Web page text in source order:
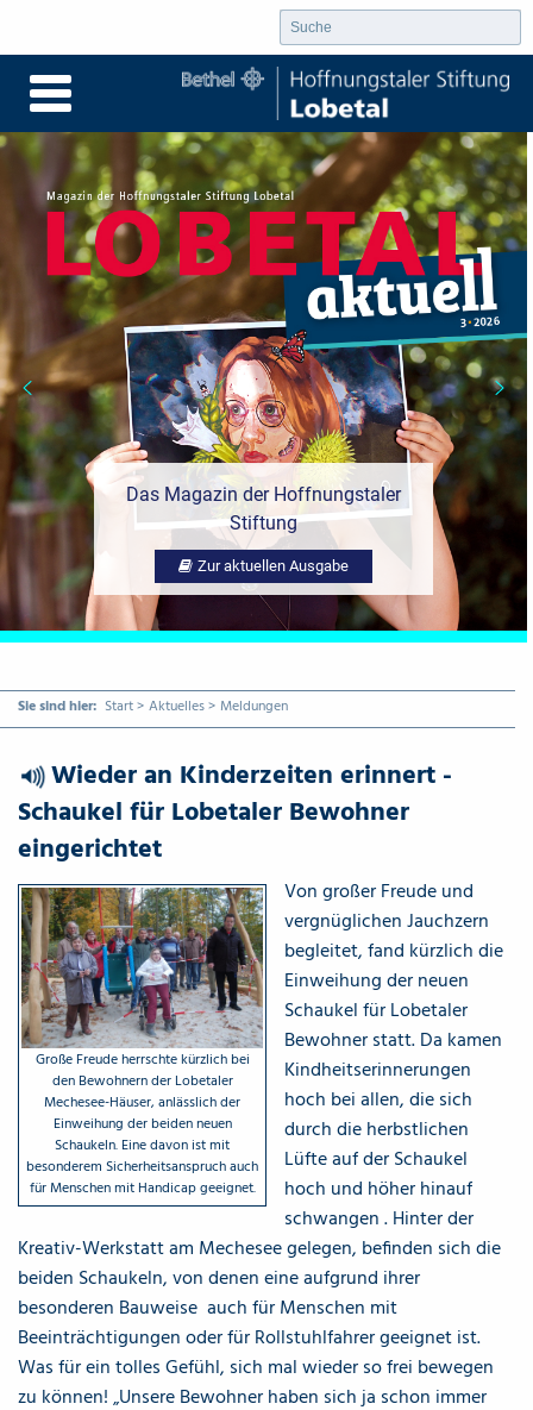
Das Magazin der Hoffnungstaler
Stiftung
Zur aktuellen Ausgabe
Sie sind hier: Start> Aktuelles> Meldungen
{Play}Wieder an Kinderzeiten erinnert -
Schaukel für Lobetaler Bewohner
eingerichtet
​Große Freude herrschte kürzlich bei
den Bewohnern der Lobetaler
Mechesee-Häuser, anlässlich der
Einweihung der beiden neuen
Schaukeln. Eine davon ist mit
besonderem Sicherheitsanspruch auch
für Menschen mit Handicap geeignet.
Von großer Freude und
vergnüglichen Jauchzern
begleitet, fand kürzlich die
Einweihung der neuen
Schaukel für Lobetaler
Bewohner statt. Da kamen
Kindheitserinnerungen
hoch bei allen, die sich
durch die herbstlichen
Lüfte auf der Schaukel
hoch und höher hinauf
schwangen . Hinter der
Kreativ-Werkstatt am Mechesee gelegen, befinden sich die
beiden Schaukeln, von denen eine aufgrund ihrer
besonderen Bauweise auch für Menschen mit
Beeinträchtigungen oder für Rollstuhlfahrer geeignet ist.
Was für ein tolles Gefühl, sich mal wieder so frei bewegen
zu können! „Unsere Bewohner haben sich ja schon immer